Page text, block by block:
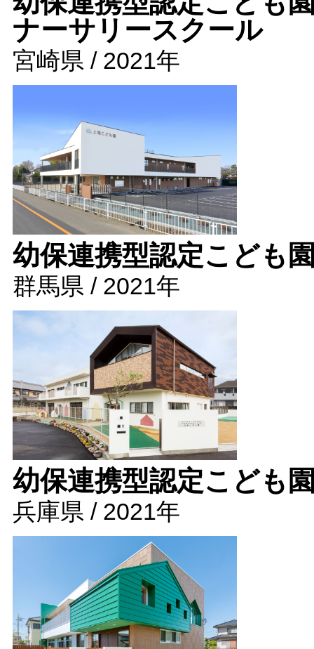
ナーサリースクール
宮崎県 / 2021年
幼保連携型認定こども
群馬県 / 2021年
幼保連携型認定こども
兵庫県 / 2021年